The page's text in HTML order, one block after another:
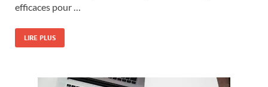
efficaces pour …
LIRE PLUS